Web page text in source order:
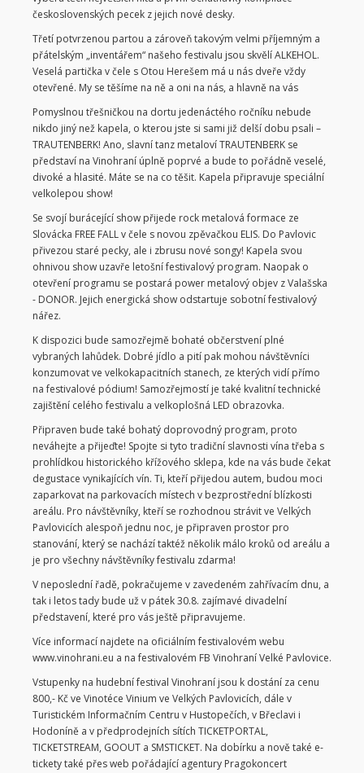
československých pecek z jejich nové desky.
Třetí potvrzenou partou a zároveň takovým velmi příjemným a
přátelským „inventářem“ našeho festivalu jsou skvělí ALKEHOL.
Veselá partička v čele s Otou Herešem má u nás dveře vždy
otevřené. My se těšíme na ně a oni na nás, a hlavně na vás
Pomyslnou třešničkou na dortu jedenáctého ročníku nebude
nikdo jiný než kapela, o kterou jste si sami již delší dobu psali –
TRAUTENBERK! Ano, slavní tanz metaloví TRAUTENBERK se
představí na Vinohraní úplně poprvé a bude to pořádně veselé,
divoké a hlasité. Máte se na co těšit. Kapela připravuje speciální
velkolepou show!
Se svojí burácející show přijede rock metalová formace ze
Slovácka FREE FALL v čele s novou zpěvačkou ELIS. Do Pavlovic
přivezou staré pecky, ale i zbrusu nové songy! Kapela svou
ohnivou show uzavře letošní festivalový program. Naopak o
otevření programu se postará power metalový objev z Valašska
- DONOR. Jejich energická show odstartuje sobotní festivalový
nářez.
K dispozici bude samozřejmě bohaté občerstvení plné
vybraných lahůdek. Dobré jídlo a pití pak mohou návštěvníci
konzumovat ve velkokapacitních stanech, ze kterých vidí přímo
na festivalové pódium! Samozřejmostí je také kvalitní technické
zajištění celého festivalu a velkoplošná LED obrazovka.
Připraven bude také bohatý doprovodný program, proto
neváhejte a přijeďte! Spojte si tyto tradiční slavnosti vína třeba s
prohlídkou historického křížového sklepa, kde na vás bude čekat
degustace vynikajících vín. Ti, kteří přijedou autem, budou moci
zaparkovat na parkovacích místech v bezprostřední blízkosti
areálu. Pro návštěvníky, kteří se rozhodnou strávit ve Velkých
Pavlovicích alespoň jednu noc, je připraven prostor pro
stanování, který se nachází taktéž několik málo kroků od areálu a
je pro všechny návštěvníky festivalu zdarma!
V neposlední řadě, pokračujeme v zavedeném zahřívacím dnu, a
tak i letos tady bude už v pátek 30.8. zajímavé divadelní
představení, které pro vás ještě připravujeme.
Více informací najdete na oficiálním festivalovém webu
www.vinohrani.eu a na festivalovém FB Vinohraní Velké Pavlovice.
Vstupenky na hudební festival Vinohraní jsou k dostání za cenu
800,- Kč ve Vinotéce Vinium ve Velkých Pavlovicích, dále v
Turistickém Informačním Centru v Hustopečích, v Břeclavi i
Hodoníně a v předprodejních sítích TICKETPORTAL,
TICKETSTREAM, GOOUT a SMSTICKET. Na dobírku a nově také e-
tickety také přes web pořádající agentury Pragokoncert